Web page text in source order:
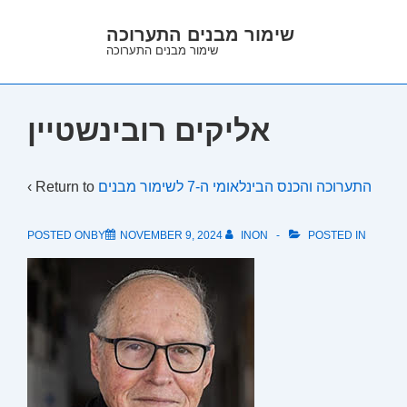
Main
שימור מבנים התערוכה
שימור מבנים התערוכה
אליקים רובינשטיין
‹ Return to התערוכה והכנס הבינלאומי ה-7 לשימור מבנים
POSTED ONBY NOVEMBER 9, 2024 INON POSTED IN